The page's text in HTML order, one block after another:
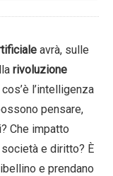
avrà, sulle
rivoluzione
l’intelligenza
pensare,
Che impatto
e diritto? È
e prendano